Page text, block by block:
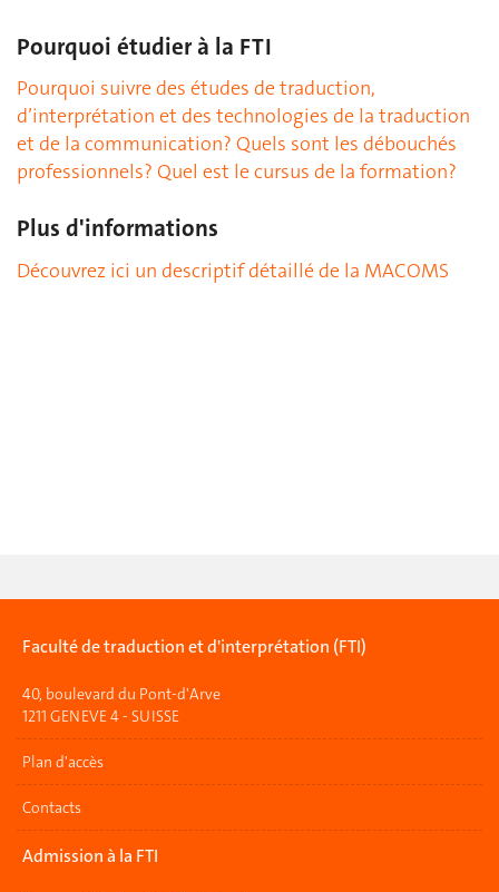
Pourquoi étudier à la FTI
Pourquoi suivre des études de traduction,
d’interprétation et des technologies de la traduction
et de la communication? Quels sont les débouchés
professionnels? Quel est le cursus de la formation?
Plus d'informations
Découvrez ici un descriptif détaillé de la MACOMS
Faculté de traduction et d'interprétation (FTI)
40, boulevard du Pont-d'Arve
1211 GENEVE 4 - SUISSE
Plan d'accès
Contacts
Admission à la FTI